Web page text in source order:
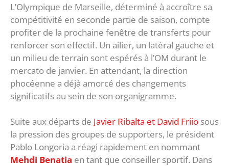
L’Olympique de Marseille, déterminé à accroître sa
compétitivité en seconde partie de saison, compte
profiter de la prochaine fenêtre de transferts pour
renforcer son effectif. Un ailier, un latéral gauche et
un milieu de terrain sont espérés à l’OM durant le
mercato de janvier. En attendant, la direction
phocéenne a déjà amorcé des changements
significatifs au sein de son organigramme.
Suite aux départs de Javier Ribalta et David Friio sous
la pression des groupes de supporters, le président
Pablo Longoria a réagi rapidement en nommant
Mehdi Benatia en tant que conseiller sportif. Dans